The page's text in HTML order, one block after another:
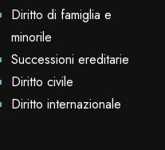
Diritto di famiglia e
minorile
Successioni ereditarie
Diritto civile
Diritto internazionale